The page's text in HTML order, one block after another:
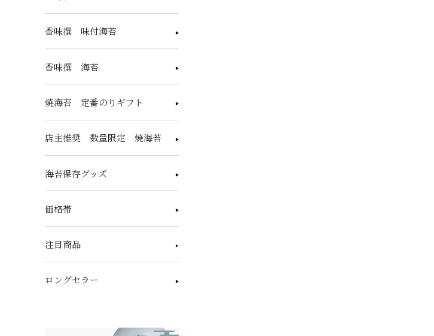
香味撰 味付海苔
香味撰 海苔
焼海苔 定番のりギフト
店主推奨 数量限定 焼海苔
海苔保存グッズ
価格帯
注目商品
ロングセラー